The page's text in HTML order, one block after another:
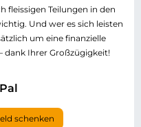
Teilungen in den
Und wer es sich leisten
um eine finanzielle
dank Ihrer Großzügigkeit!
schenken